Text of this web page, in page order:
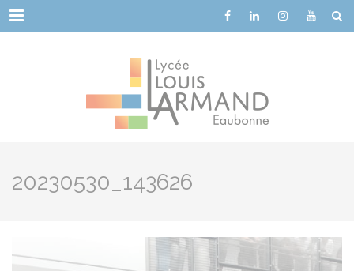
Menu
20230530_143626
Cookies management panel